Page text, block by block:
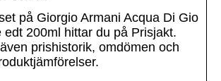
på Giorgio Armani Acqua Di Gio
edt 200ml hittar du på Prisjakt.
prishistorik, omdömen och